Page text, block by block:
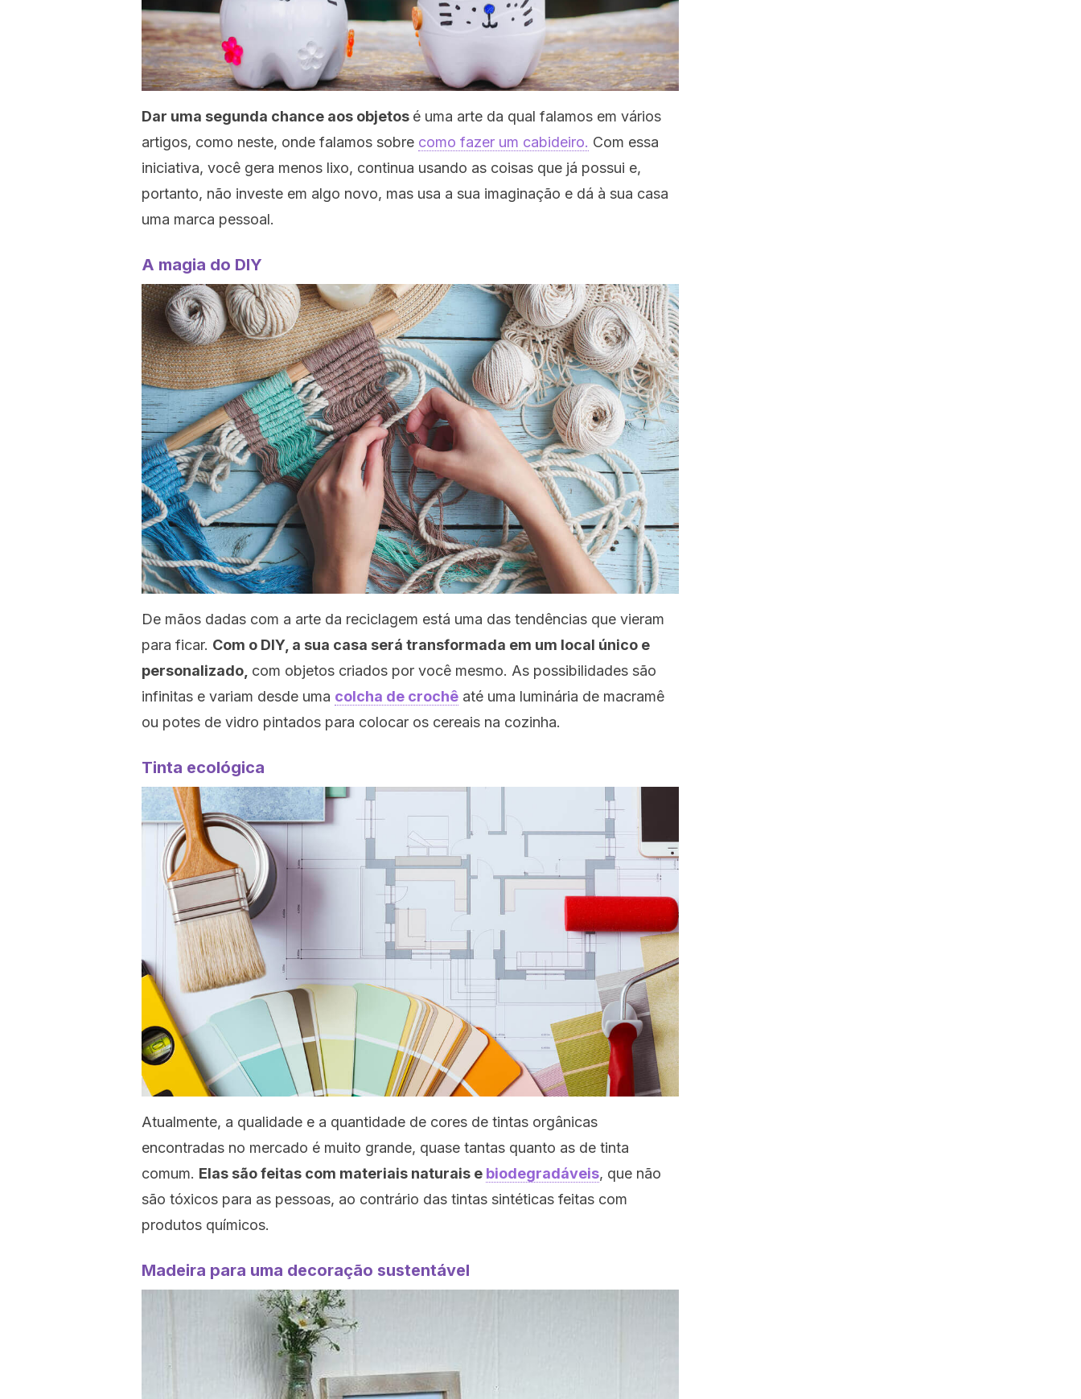
Dar uma segunda chance aos objetos é uma arte da qual falamos em vários
artigos, como neste, onde falamos sobre como fazer um cabideiro. Com essa
iniciativa, você gera menos lixo, continua usando as coisas que já possui e,
portanto, não investe em algo novo, mas usa a sua imaginação e dá à sua casa
uma marca pessoal.
A magia do DIY
De mãos dadas com a arte da reciclagem está uma das tendências que vieram
para ficar. Com o DIY, a sua casa será transformada em um local único e
personalizado, com objetos criados por você mesmo. As possibilidades são
infinitas e variam desde uma colcha de crochê até uma luminária de macramê
ou potes de vidro pintados para colocar os cereais na cozinha.
Tinta ecológica
Atualmente, a qualidade e a quantidade de cores de tintas orgânicas
encontradas no mercado é muito grande, quase tantas quanto as de tinta
comum. Elas são feitas com materiais naturais e biodegradáveis, que não
são tóxicos para as pessoas, ao contrário das tintas sintéticas feitas com
produtos químicos.
Madeira para uma decoração sustentável